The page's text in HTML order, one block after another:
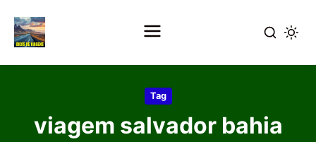
conteúdo
Tag
viagem salvador bahia